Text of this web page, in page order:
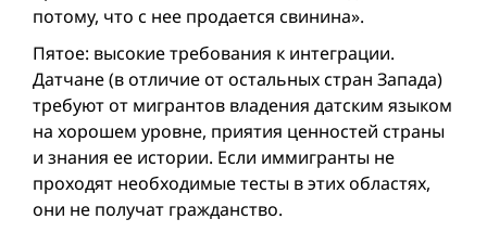
потому, что c неe продается свинина».
Пятое: высокие требования к интеграции.
Датчане (в отличие от остальных стран Запада)
требуют от мигрантов владения датским языком
на хорошем уровне, приятия ценностей страны
и знания ее истории. Если иммигранты не
проходят необходимые тесты в этих областях,
они не получат гражданство.